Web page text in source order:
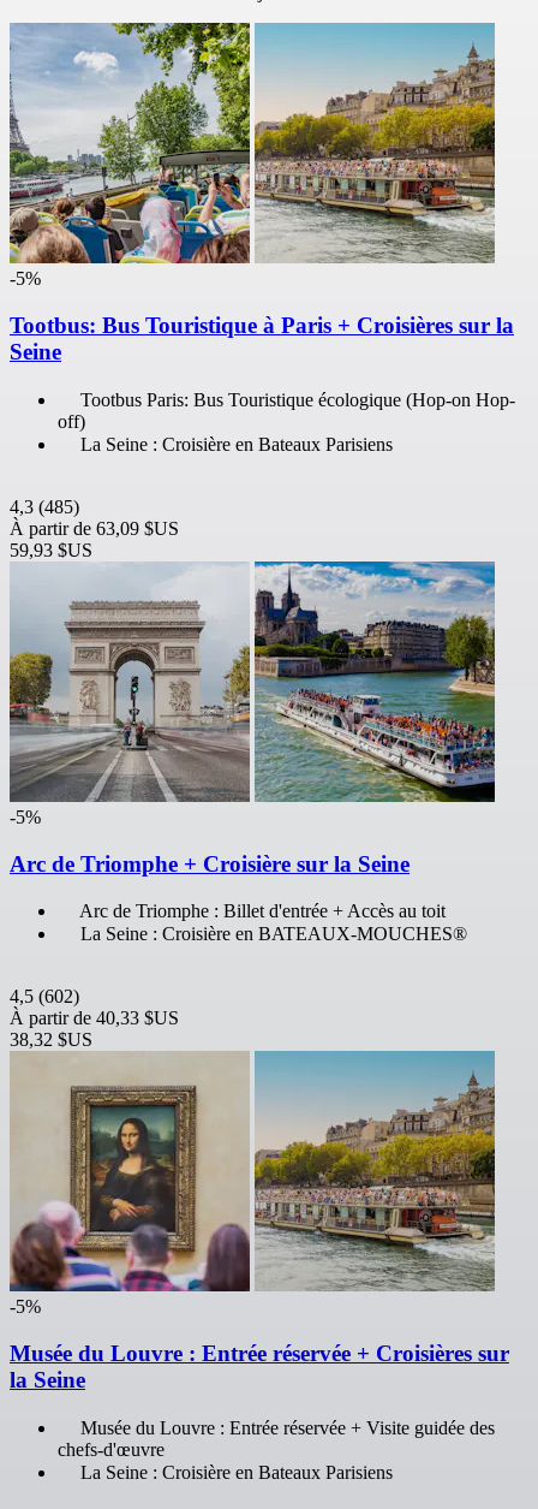
-5%
Tootbus: Bus Touristique à Paris + Croisières sur la
Seine
Tootbus Paris: Bus Touristique écologique (Hop-on Hop-
off)
La Seine : Croisière en Bateaux Parisiens
4,3 (485)
À partir de 63,09 $US
59,93 $US
-5%
Arc de Triomphe + Croisière sur la Seine
Arc de Triomphe : Billet d'entrée + Accès au toit
La Seine : Croisière en BATEAUX-MOUCHES®
4,5 (602)
À partir de 40,33 $US
38,32 $US
-5%
Musée du Louvre : Entrée réservée + Croisières sur
la Seine
Musée du Louvre : Entrée réservée + Visite guidée des
chefs-d'œuvre
La Seine : Croisière en Bateaux Parisiens